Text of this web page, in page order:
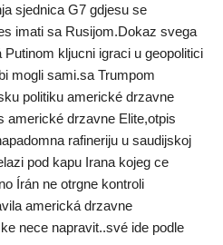
sjednica G7 gdjesu se
imati sa Rusijom.Dokaz svega
kljucni igraci u geopolitici
mogli sami.sa Trumpom
politiku americké drzavne
americké drzavne Elite,otpis
rafineriju u saudijskoj
pod kapu Irana kojeg ce
Írán ne otrgne kontroli
americká drzavne
nece napravit..své ide podle